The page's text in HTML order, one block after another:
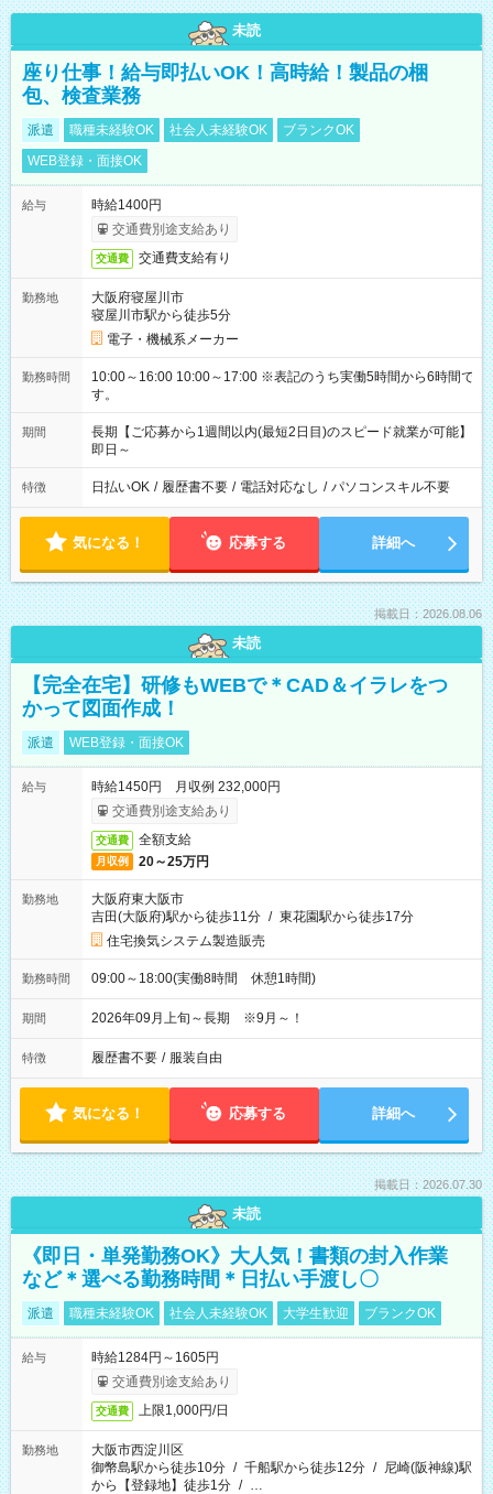
未読
座り仕事！給与即払いOK！高時給！製品の梱
包、検査業務
派遣 職種未経験OK 社会人未経験OK
ブランクOK
WEB登録・面接OK
給与
時給1400円
交通費別途支給あり
交通費 交通費支給有り
勤務地
大阪府寝屋川市
寝屋川市駅から徒歩5分
電子・機械系メーカー
勤務時間
10:00～16:00 10:00～17:00 ※表記のうち実働5時間から6時間で
す。
期間
長期【ご応募から1週間以内(最短2日目)のスピード就業が可能】
即日～
特徴 日払いOK / 履歴書不要 / 電話対応なし / パソコンスキル不要
気になる！ 応募する 詳細へ
掲載日：2026.08.06
未読
【完全在宅】研修もWEBで＊CAD＆イラレをつ
かって図面作成！
派遣 WEB登録・面接OK
給与
時給1450円 月収例 232,000円
交通費別途支給あり
交通費 全額支給
月収例 20～25万円
勤務地
大阪府東大阪市
吉田(大阪府)駅から徒歩11分 / 東花園駅から徒歩17分
住宅換気システム製造販売
勤務時間 09:00～18:00(実働8時間 休憩1時間)
期間 2026年09月上旬～長期 ※9月～！
特徴 履歴書不要 / 服装自由
気になる！ 応募する 詳細へ
掲載日：2026.07.30
未読
《即日・単発勤務OK》大人気！書類の封入作業
など＊選べる勤務時間＊日払い手渡し〇
派遣 職種未経験OK 社会人未経験OK 大学生歓迎 ブランクOK
給与
時給1284円～1605円
交通費別途支給あり
交通費 上限1,000円/日
勤務地
大阪市西淀川区
御幣島駅から徒歩10分 / 千船駅から徒歩12分 / 尼崎(阪神線)駅
から【登録地】徒歩1分 / …